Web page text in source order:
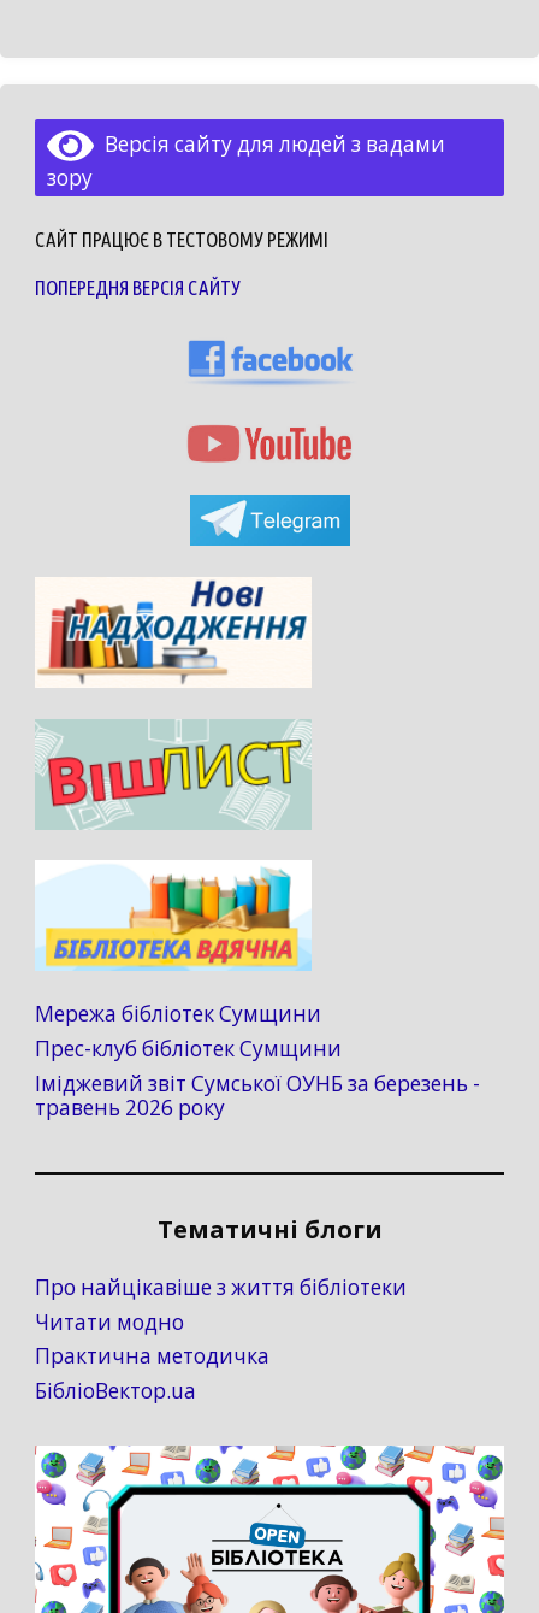
Версія сайту для людей з вадами
зору
САЙТ ПРАЦЮЄ В ТЕСТОВОМУ РЕЖИМІ
ПОПЕРЕДНЯ ВЕРСІЯ САЙТУ
Мережа бібліотек Сумщини
Прес-клуб бібліотек Сумщини
Іміджевий звіт Сумської ОУНБ за березень -
травень 2026 року
Тематичні блоги
Про найцікавіше з життя бібліотеки
Читати модно
Практична методичка
БібліоВектор.ua